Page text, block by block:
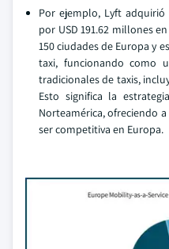
Por ejemplo, Lyft
por USD 191.62 millones
150 ciudades de Europa y
taxi, funcionando como
tradicionales de taxis,
Esto significa la
Norteamérica, ofreciendo
ser competitiva en Europa.